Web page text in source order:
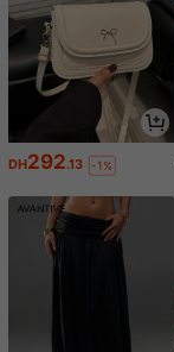
DH292.13 -1%